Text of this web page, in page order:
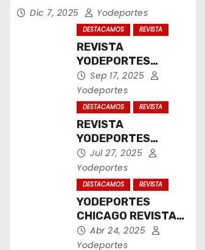
Dic 7, 2025 Yodeportes
DESTACAMOS REVISTA
REVISTA
YODEPORTES
CHICAGO
SEPTIEMBRE 2025
Sep 17, 2025
Yodeportes
DESTACAMOS REVISTA
REVISTA
YODEPORTES
CHICAGO JULIO
2025
Jul 27, 2025
Yodeportes
DESTACAMOS REVISTA
YODEPORTES
CHICAGO REVISTA
IMPRESA ABRIL
2025
Abr 24, 2025
Yodeportes